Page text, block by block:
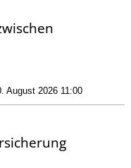
August 2026 11:00